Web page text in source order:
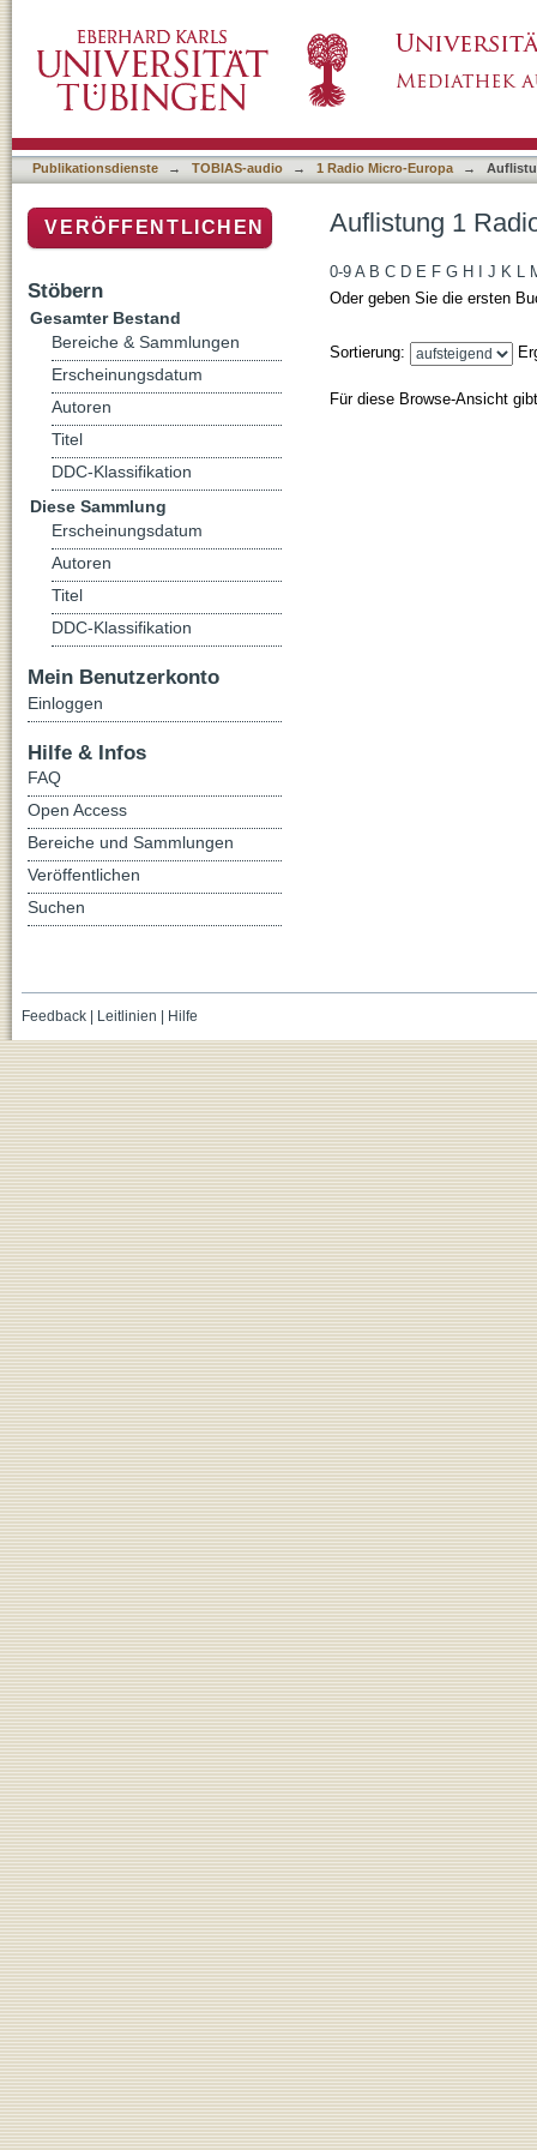
Publikationsdienste → TOBIAS-audio → 1 Radio Micro-Europa →
Auflistung 1
0-9 A B C D E F G H J K L
Oder geben Sie die ersten
Sortierung:
Für diese Browse-Ansicht
VERÖFFENTLICHEN
Stöbern
Gesamter Bestand
Bereiche & Sammlungen
Erscheinungsdatum
Autoren
Titel
DDC-Klassifikation
Diese Sammlung
Erscheinungsdatum
Autoren
Titel
DDC-Klassifikation
Mein Benutzerkonto
Einloggen
Hilfe & Infos
FAQ
Open Access
Bereiche und Sammlungen
Veröffentlichen
Suchen
Feedback| Leitlinien | Hilfe